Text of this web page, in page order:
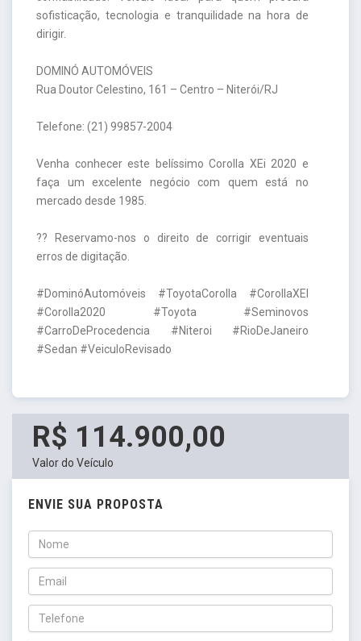
sofisticação, tecnologia e tranquilidade na hora de
dirigir.
DOMINÓ AUTOMÓVEIS
Rua Doutor Celestino, 161 – Centro – Niterói/RJ
Telefone: (21) 99857-2004
Venha conhecer este belíssimo Corolla XEi 2020 e
faça um excelente negócio com quem está no
mercado desde 1985.
?? Reservamo-nos o direito de corrigir eventuais
erros de digitação.
#DominóAutomóveis #ToyotaCorolla #CorollaXEI
#Corolla2020 #Toyota #Seminovos
#CarroDeProcedencia #Niteroi #RioDeJaneiro
#Sedan #VeiculoRevisado
R$ 114.900,00
Valor do Veículo
ENVIE SUA PROPOSTA